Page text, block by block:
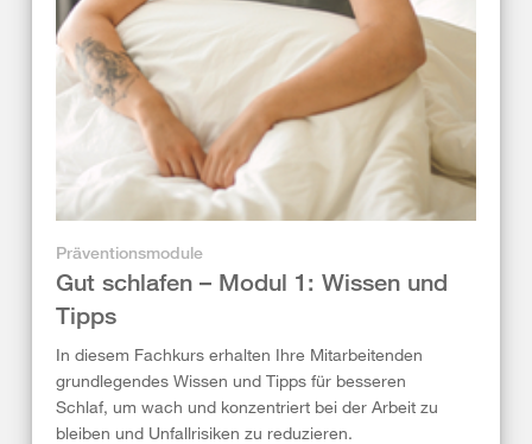
Präventionsmodule
Gut schlafen – Modul 1: Wissen und
Tipps
In diesem Fachkurs erhalten Ihre Mitarbeitenden
grundlegendes Wissen und Tipps für besseren
Schlaf, um wach und konzentriert bei der Arbeit zu
bleiben und Unfallrisiken zu reduzieren.